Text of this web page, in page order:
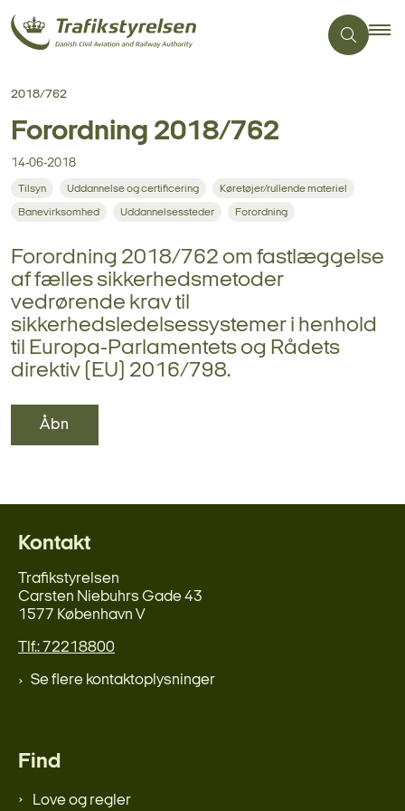
2018/762
Forordning 2018/762
14-06-2018
Tilsyn Uddannelse og certificering Køretøjer/rullende materiel
Banevirksomhed Uddannelsessteder Forordning
Forordning 2018/762 om fastlæggelse
af fælles sikkerhedsmetoder
vedrørende krav til
sikkerhedsledelsessystemer i henhold
til Europa-Parlamentets og Rådets
direktiv (EU) 2016/798.
Åbn
Kontakt
Trafikstyrelsen
Carsten Niebuhrs Gade 43
1577 København V
Tlf.: 72218800
Se flere kontaktoplysninger
Find
Love og regler